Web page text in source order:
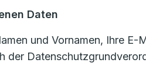
Daten
und Vornamen, Ihre E-